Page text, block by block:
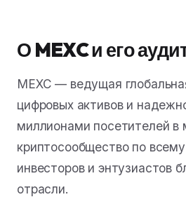
О MEXC и его
MEXC — ведущая
цифровых активов и
миллионами посетителей в
криптосообщество по
инвесторов и энтузиастов
отрасли.